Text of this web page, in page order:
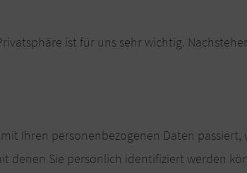
ist für uns sehr wichtig.
Ihren personenbezogenen Daten passiert,
denen Sie persönlich identifiziert werden